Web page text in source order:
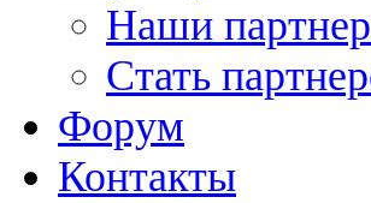
Наши
Стать
Форум
Контакты